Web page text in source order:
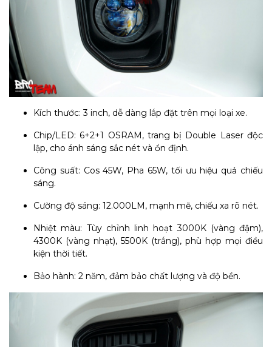
Kích thước: 3 inch, dễ dàng lắp đặt trên mọi loại xe.
Chip/LED: 6+2+1 OSRAM, trang bị Double Laser độc
lập, cho ánh sáng sắc nét và ổn định.
Công suất: Cos 45W, Pha 65W, tối ưu hiệu quả chiếu
sáng.
Cường độ sáng: 12.000LM, mạnh mẽ, chiếu xa rõ nét.
Nhiệt màu: Tùy chỉnh linh hoạt 3000K (vàng đậm),
4300K (vàng nhạt), 5500K (trắng), phù hợp mọi điều
kiện thời tiết.
Bảo hành: 2 năm, đảm bảo chất lượng và độ bền.